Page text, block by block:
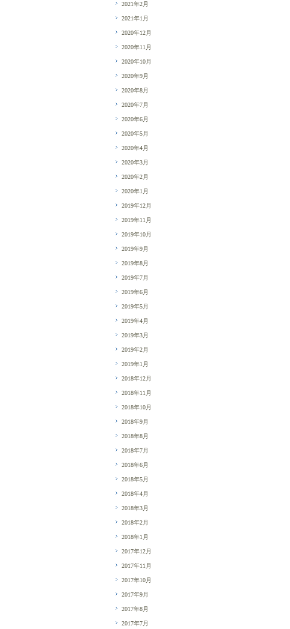
2021年2月
2021年1月
2020年12月
2020年11月
2020年10月
2020年9月
2020年8月
2020年7月
2020年6月
2020年5月
2020年4月
2020年3月
2020年2月
2020年1月
2019年12月
2019年11月
2019年10月
2019年9月
2019年8月
2019年7月
2019年6月
2019年5月
2019年4月
2019年3月
2019年2月
2019年1月
2018年12月
2018年11月
2018年10月
2018年9月
2018年8月
2018年7月
2018年6月
2018年5月
2018年4月
2018年3月
2018年2月
2018年1月
2017年12月
2017年11月
2017年10月
2017年9月
2017年8月
2017年7月